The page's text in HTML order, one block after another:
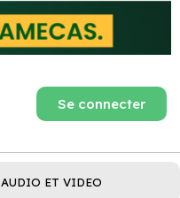
Se connecter
AUDIO ET VIDEO